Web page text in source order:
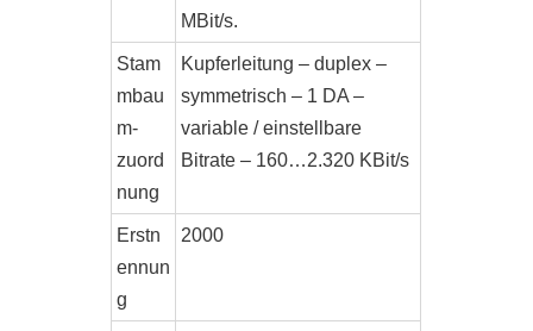
MBit/s.
Stam
mbau
m-
zuord
nung
Kupferleitung – duplex –
symmetrisch – 1 DA –
variable / einstellbare
Bitrate – 160…2.320 KBit/s
Erstn
ennun
g
2000